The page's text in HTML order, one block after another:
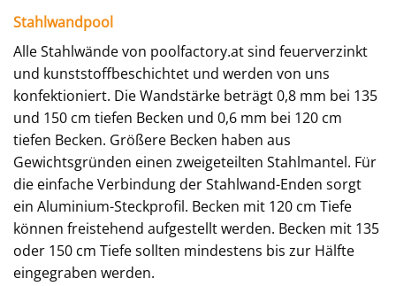
Stahlwandpool
Alle Stahlwände von poolfactory.at sind feuerverzinkt
und kunststoffbeschichtet und werden von uns
konfektioniert. Die Wandstärke beträgt 0,8 mm bei 135
und 150 cm tiefen Becken und 0,6 mm bei 120 cm
tiefen Becken. Größere Becken haben aus
Gewichtsgründen einen zweigeteilten Stahlmantel. Für
die einfache Verbindung der Stahlwand-Enden sorgt
ein Aluminium-Steckprofil. Becken mit 120 cm Tiefe
können freistehend aufgestellt werden. Becken mit 135
oder 150 cm Tiefe sollten mindestens bis zur Hälfte
eingegraben werden.